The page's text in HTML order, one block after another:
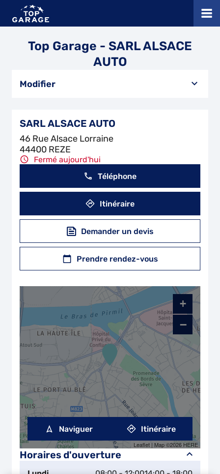
Top Garage - SARL ALSACE
AUTO
Modifier
SARL ALSACE AUTO
46 Rue Alsace Lorraine
44400 REZE
Fermé aujourd'hui
Téléphone
Itinéraire
Demander un devis
Prendre rendez-vous
Horaires d'ouverture
+
−
Leaflet | Map ©2026 HERE
Naviguer Itinéraire